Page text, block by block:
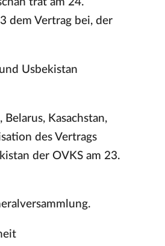
trat am 24.
dem Vertrag bei, der
Usbekistan
Kasachstan,
des Vertrags
der OVKS am 23.